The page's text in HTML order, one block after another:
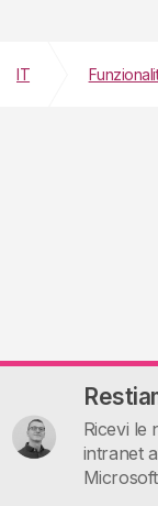
Ricevi le
intranet
IT